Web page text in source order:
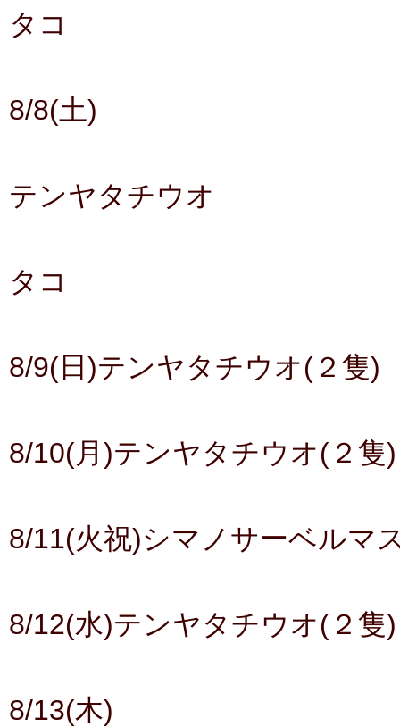
タコ
8/8(土)
テンヤタチウオ
タコ
8/9(日)テンヤタチウオ(２隻)
8/10(月)テンヤタチウオ(２隻)
8/11(火祝)シマノサーベルマ
8/12(水)テンヤタチウオ(２隻)
8/13(木)